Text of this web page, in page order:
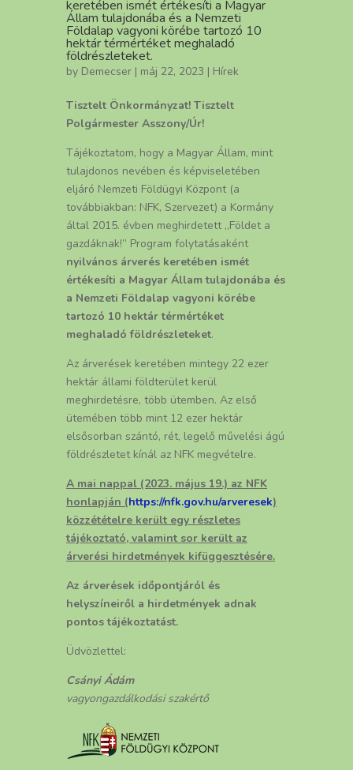
keretében ismét értékesíti a Magyar
Állam tulajdonába és a Nemzeti
Földalap vagyoni körébe tartozó 10
hektár térmértéket meghaladó
földrészleteket.
by Demecser | máj 22, 2023 | Hírek
Tisztelt Önkormányzat! Tisztelt
Polgármester Asszony/Úr!
Tájékoztatom, hogy a Magyar Állam, mint
tulajdonos nevében és képviseletében
eljáró Nemzeti Földügyi Központ (a
továbbiakban: NFK, Szervezet) a Kormány
által 2015. évben meghirdetett „Földet a
gazdáknak!” Program folytatásaként
nyilvános árverés keretében ismét
értékesíti a Magyar Állam tulajdonába és
a Nemzeti Földalap vagyoni körébe
tartozó 10 hektár térmértéket
meghaladó földrészleteket.
Az árverések keretében mintegy 22 ezer
hektár állami földterület kerül
meghirdetésre, több ütemben. Az első
ütemében több mint 12 ezer hektár
elsősorban szántó, rét, legelő művelési ágú
földrészletet kínál az NFK megvételre.
A mai nappal (2023. május 19.) az NFK
honlapján (https://nfk.gov.hu/arveresek)
közzétételre került egy részletes
tájékoztató, valamint sor került az
árverési hirdetmények kifüggesztésére.
Az árverések időpontjáról és
helyszíneiről a hirdetmények adnak
pontos tájékoztatást.
Üdvözlettel:
Csányi Ádám
vagyongazdálkodási szakértő